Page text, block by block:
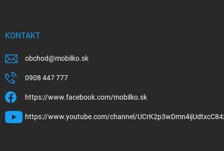
KONTAKT
obchod@mobilko.sk
0908 447 777
https://www.facebook.com/mobilko.sk
https://www.youtube.com/channel/